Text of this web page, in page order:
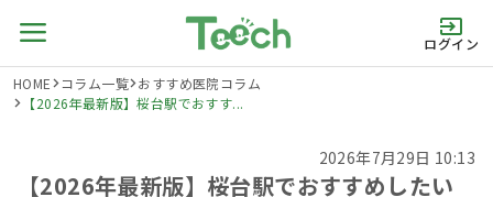
ログイン
HOME コラム一覧 おすすめ医院コラム
【2026年最新版】桜台駅でおすす...
2026年7月29日 10:13
【2026年最新版】桜台駅でおすすめしたい